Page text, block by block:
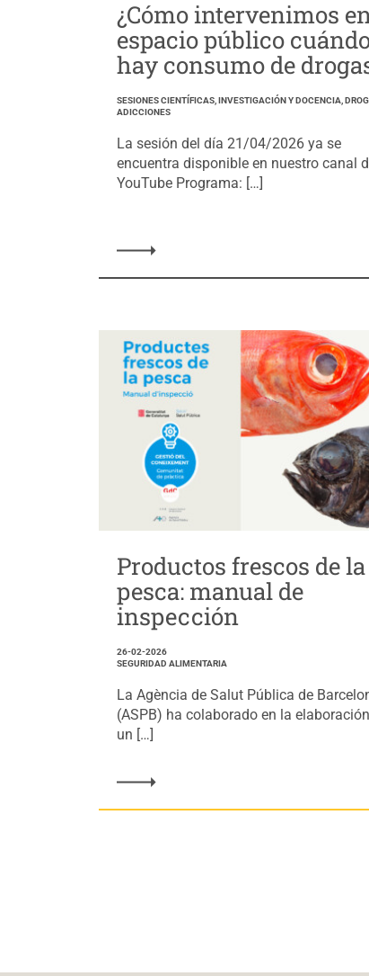
¿Cómo intervenimos
espacio público
hay consumo de
SESIONES CIENTÍFICAS, INVESTIGACIÓN Y DOCENCIA,
ADICCIONES
La sesión del día 21/04/2026 ya se
encuentra disponible en nuestro canal
YouTube Programa: […]
Productos frescos de la
pesca: manual de
inspección
26-02-2026
SEGURIDAD ALIMENTARIA
La Agència de Salut Pública de
(ASPB) ha colaborado en la
un […]